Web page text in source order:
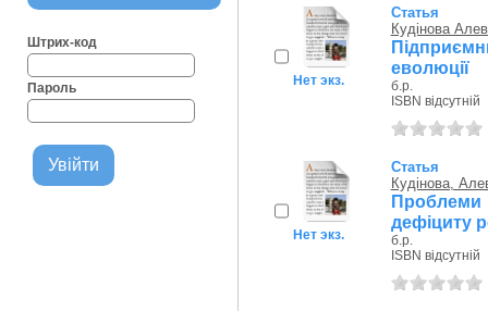
Штрих-код
Пароль Нет экз.
Статья
Кудінова
еволюції
б.р.
ISBN відсутній
Нет экз.
Статья
Кудінова,
дефіциту
б.р.
ISBN відсутній